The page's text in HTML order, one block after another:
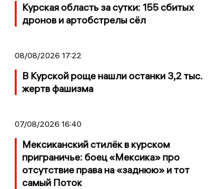
Курская область за сутки: 155 сбитых
дронов и артобстрелы сёл
08/08/2026 17:22
В Курской роще нашли останки 3,2 тыс.
жертв фашизма
07/08/2026 16:40
Мексиканский стилёк в курском
приграничье: боец «Мексика» про
отсутствие права на «заднюю» и тот
самый Поток